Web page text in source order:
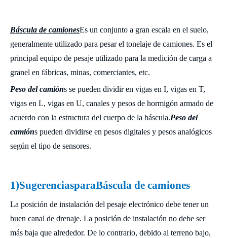
Báscula de camionesEs un conjunto a gran escala en el suelo,
generalmente utilizado para pesar el tonelaje de camiones. Es el
principal equipo de pesaje utilizado para la medición de carga a
granel en fábricas, minas, comerciantes, etc.
Peso del camións se pueden dividir en vigas en I, vigas en T,
vigas en L, vigas en U, canales y pesos de hormigón armado de
acuerdo con la estructura del cuerpo de la báscula.Peso del
camións pueden dividirse en pesos digitales y pesos analógicos
según el tipo de sensores.
1)SugerenciasparaBáscula de camiones
La posición de instalación del pesaje electrónico debe tener un
buen canal de drenaje. La posición de instalación no debe ser
más baja que alrededor. De lo contrario, debido al terreno bajo,